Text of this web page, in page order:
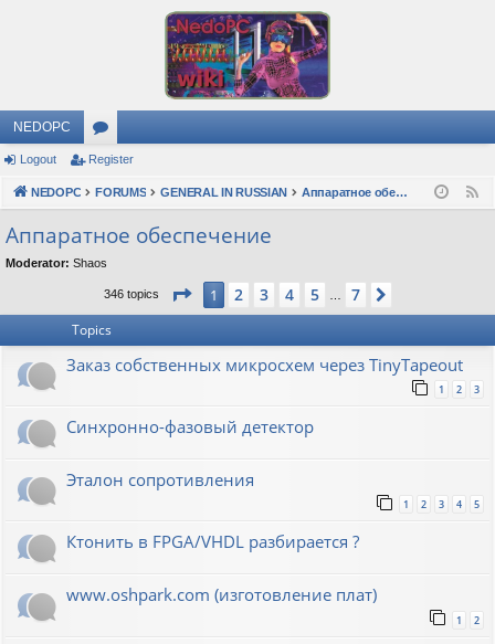
NEDOPC
or
u
s
Logout Register
NEDOPC FORUMS GENERAL IN RUSSIAN Аппаратное обеспечение
Аппаратное обеспечение
Moderator: Shaos
346 topics Page 1of7
1 2 3 4 5 7
Topics
Заказ собственных микросхем через TinyTapeout
1 2 3
Синхронно-фазовый детектор
Эталон сопротивления
1 2 3 4 5
Ктонить в FPGA/VHDL разбирается ?
www.oshpark.com (изготовление плат)
1 2